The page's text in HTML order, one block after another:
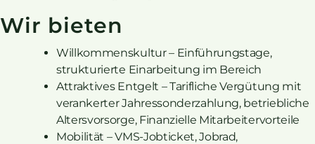
Wir bieten
Willkommenskultur – Einführungstage,
strukturierte Einarbeitung im Bereich
Attraktives Entgelt – Tarifliche Vergütung mit
verankerter Jahressonderzahlung, betriebliche
Altersvorsorge, Finanzielle Mitarbeitervorteile
Mobilität – VMS-Jobticket, Jobrad,